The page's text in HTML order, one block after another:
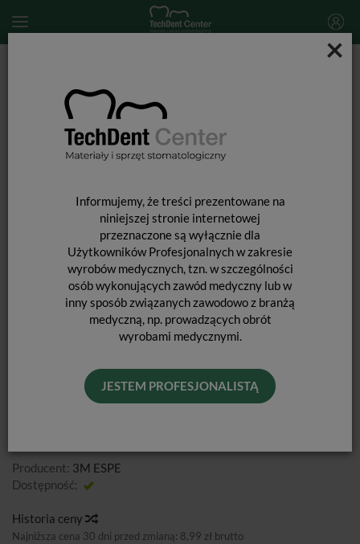
×
Informujemy, że treści prezentowane na
niniejszej stronie internetowej
przeznaczone są wyłącznie dla
Użytkowników Profesjonalnych w zakresie
wyrobów medycznych, tzn. w szczególności
osób wykonujących zawód medyczny lub w
inny sposób związanych zawodowo z branżą
medyczną, np. prowadzących obrót
wyrobami medycznymi.
JESTEM PROFESJONALISTĄ
CLINPRO CLEAR L-POP / 0,5ML
Producent: 3M ESPE
Dostępność:
Historia ceny
Najniższa cena 30 dni przed zmianą: 8,99 zł brutto